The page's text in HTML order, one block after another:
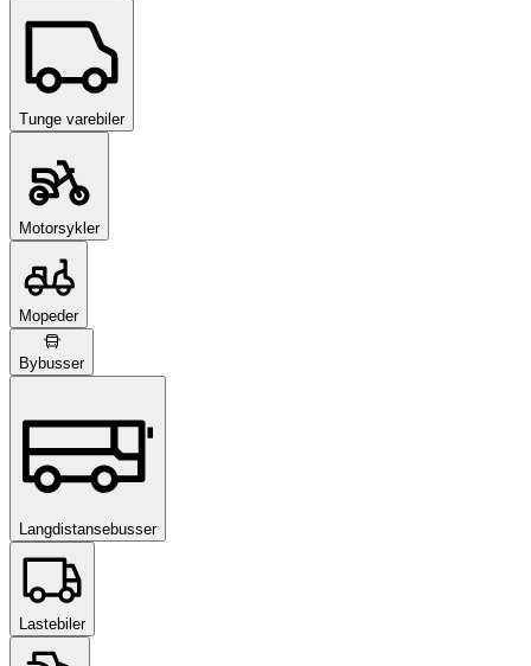
Tunge varebiler
Motorsykler
Mopeder
Bybusser
Langdistansebusser
Lastebiler